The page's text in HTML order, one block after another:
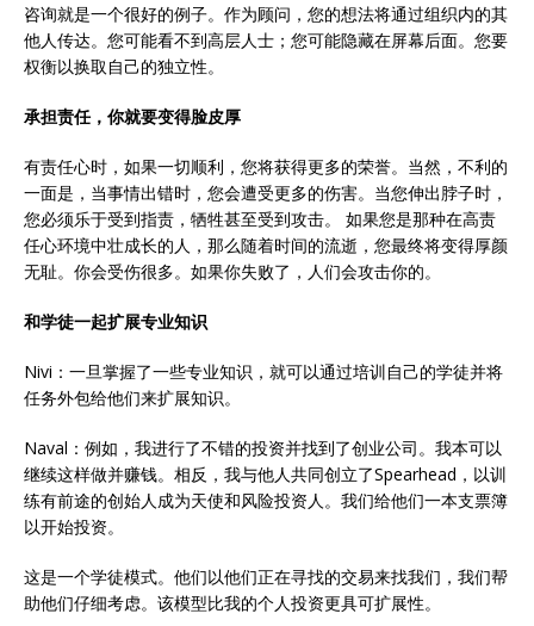
咨询就是一个很好的例子。作为顾问，您的想法将通过组织内的其
他人传达。您可能看不到高层人士；您可能隐藏在屏幕后面。您要
权衡以换取自己的独立性。
承担责任，你就要变得脸皮厚
有责任心时，如果一切顺利，您将获得更多的荣誉。当然，不利的
一面是，当事情出错时，您会遭受更多的伤害。当您伸出脖子时，
您必须乐于受到指责，牺牲甚至受到攻击。 如果您是那种在高责
任心环境中壮成长的人，那么随着时间的流逝，您最终将变得厚颜
无耻。你会受伤很多。如果你失败了，人们会攻击你的。
和学徒一起扩展专业知识
Nivi：一旦掌握了一些专业知识，就可以通过培训自己的学徒并将
任务外包给他们来扩展知识。
Naval：例如，我进行了不错的投资并找到了创业公司。我本可以
继续这样做并赚钱。相反，我与他人共同创立了Spearhead，以训
练有前途的创始人成为天使和风险投资人。我们给他们一本支票簿
以开始投资。
这是一个学徒模式。他们以他们正在寻找的交易来找我们，我们帮
助他们仔细考虑。该模型比我的个人投资更具可扩展性。